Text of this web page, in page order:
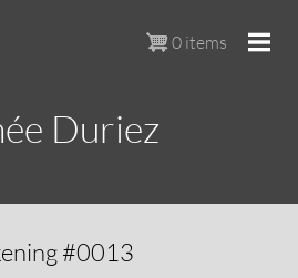
0 items
Duriez
#0013